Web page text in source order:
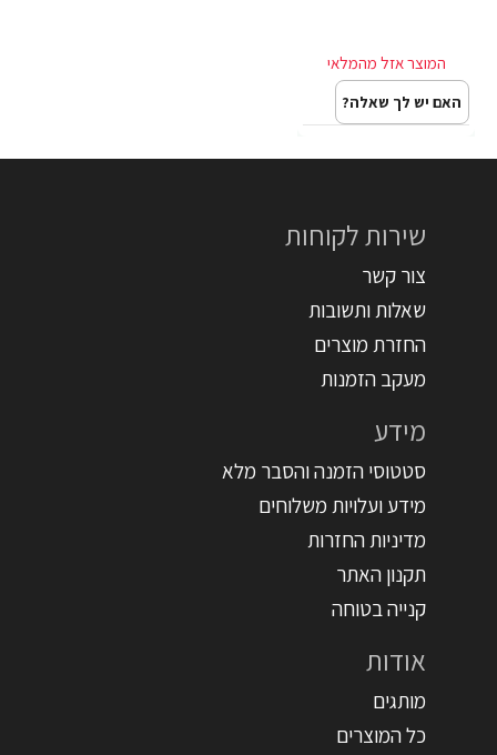
האם יש לך שאלה?
שירות לקוחות
צור קשר
שאלות ותשובות
החזרת מוצרים
מעקב הזמנות
מידע
סטטוסי הזמנה והסבר מלא
מידע ועלויות משלוחים
מדיניות החזרות
תקנון האתר
קנייה בטוחה
אודות
מותגים
כל המוצרים